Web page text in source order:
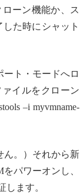
ーン機能か、ス
た時にシャット
ト・モードへロ
イルをクローン
–i myvmname-
ん。）それから新
パワーオンし、
ます。